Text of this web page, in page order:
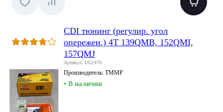
CDI тюнинг (регулир. угол
опережен.) 4T 139QMB, 152QMI,
157QMJ
Артикул: UG2470
Производитель: TMMP
• В наличии